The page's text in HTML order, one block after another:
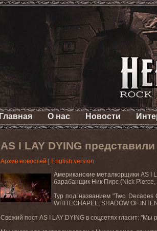
Главная О нас Новости
AS I LAY DYING
Архив новостей
English version
Американские металкорщикиAS
барабанщик Ник Пирс (Nick Pierce,
Тур под названием "Two Decades
WHITECHAPEL, SHADOW OF
Свежий пост AS LAY DYING в соцсетях гласит: "Мы